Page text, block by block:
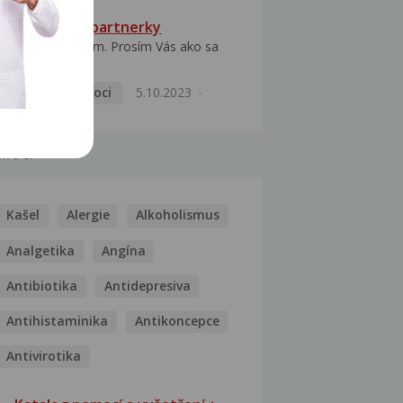
HPV typ 52 u partnerky
Dobrý deň prajem. Prosím Vás ako sa
Pohlavní nemoci
5.10.2023
Kašel Alergie Alkoholismus
Analgetika Angína
Antibiotika Antidepresiva
Antihistaminika Antikoncepce
Antivirotika